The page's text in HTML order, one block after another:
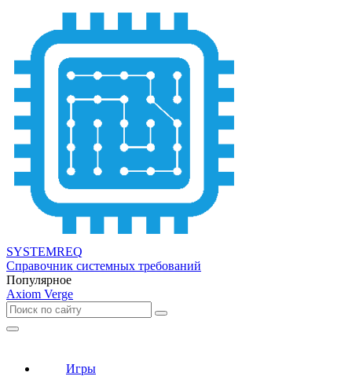
SYSTEMREQ
Справочник системных требований
Популярное
Axiom Verge
Игры